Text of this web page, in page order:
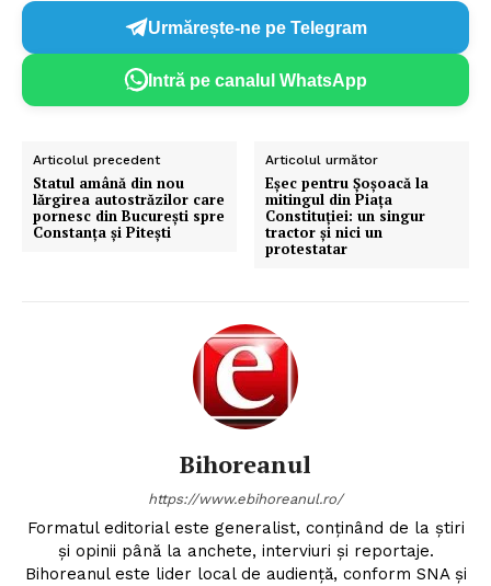
Urmărește-ne pe Telegram
Intră pe canalul WhatsApp
Articolul precedent
Statul amână din nou
lărgirea autostrăzilor care
pornesc din București spre
Constanța și Pitești
Articolul următor
Eșec pentru Șoșoacă la
mitingul din Piața
Constituției: un singur
tractor și nici un
protestatar
Bihoreanul
https://www.ebihoreanul.ro/
Formatul editorial este generalist, conţinând de la ştiri
şi opinii până la anchete, interviuri şi reportaje.
Bihoreanul este lider local de audienţă, conform SNA şi